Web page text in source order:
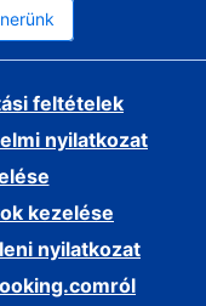
feltételek
nyilatkozat
kezelése
nyilatkozat